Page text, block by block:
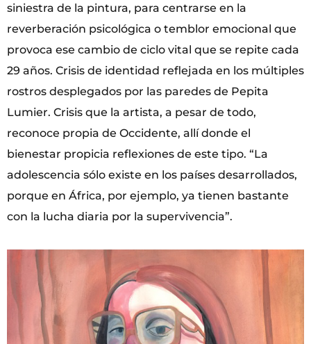
siniestra de la pintura, para centrarse en la
reverberación psicológica o temblor emocional que
provoca ese cambio de ciclo vital que se repite cada
29 años. Crisis de identidad reflejada en los múltiples
rostros desplegados por las paredes de Pepita
Lumier. Crisis que la artista, a pesar de todo,
reconoce propia de Occidente, allí donde el
bienestar propicia reflexiones de este tipo. “La
adolescencia sólo existe en los países desarrollados,
porque en África, por ejemplo, ya tienen bastante
con la lucha diaria por la supervivencia”.